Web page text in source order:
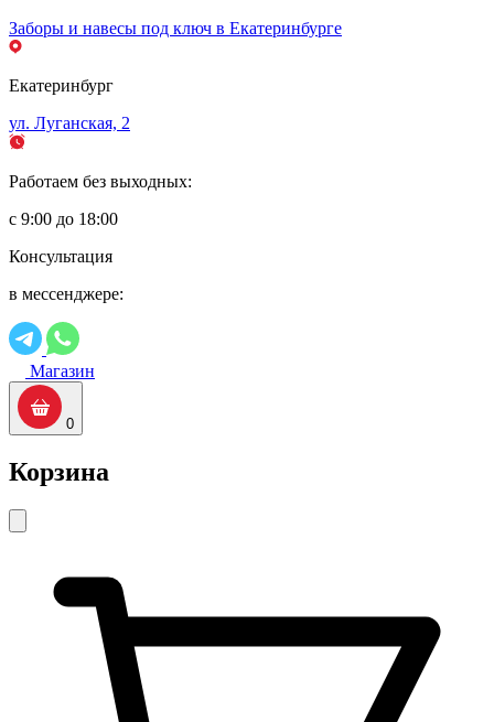
Заборы и навесы под ключ в Екатеринбурге
Екатеринбург
ул. Луганская, 2
Работаем без выходных:
с 9:00 до 18:00
Консультация
в мессенджере:
Магазин
0
Корзина